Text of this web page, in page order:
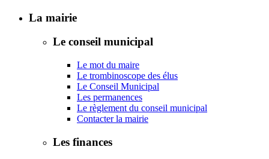
La mairie
Le conseil municipal
Le mot du maire
Le trombinoscope des élus
Le Conseil Municipal
Les permanences
Le règlement du conseil municipal
Contacter la mairie
Les finances